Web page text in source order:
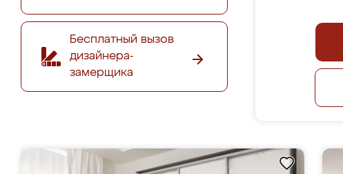
Бесплатный вызов
дизайнера-
замерщика